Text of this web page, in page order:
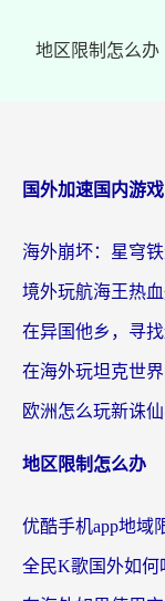
地区限制怎么办
国外加速国内游戏
地区限制怎么办